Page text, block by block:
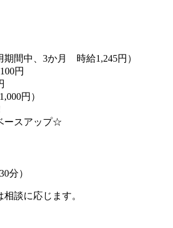
間中、3か月 時給1,245円）
円
円）
ースアップ☆
分）
談に応じます。